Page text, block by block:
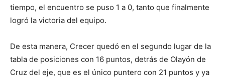
tiempo, el encuentro se puso 1 a 0, tanto que finalmente
logró la victoria del equipo.
De esta manera, Crecer quedó en el segundo lugar de la
tabla de posiciones con 16 puntos, detrás de Olayón de
Cruz del eje, que es el único puntero con 21 puntos y ya